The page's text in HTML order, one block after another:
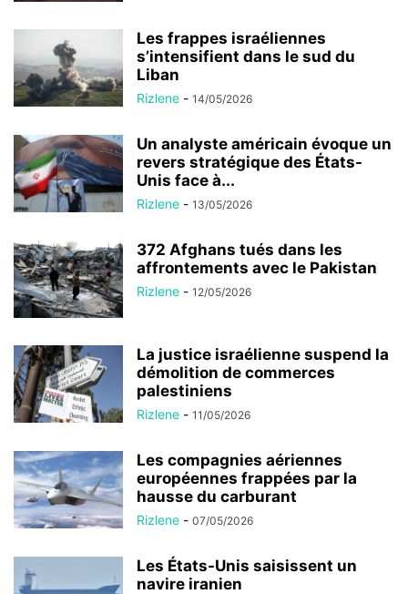
Les frappes israéliennes
s’intensifient dans le sud du
Liban
Rizlene - 14/05/2026
Un analyste américain évoque un
revers stratégique des États-
Unis face à...
Rizlene - 13/05/2026
372 Afghans tués dans les
affrontements avec le Pakistan
Rizlene - 12/05/2026
La justice israélienne suspend la
démolition de commerces
palestiniens
Rizlene - 11/05/2026
Les compagnies aériennes
européennes frappées par la
hausse du carburant
Rizlene - 07/05/2026
Les États-Unis saisissent un
navire iranien